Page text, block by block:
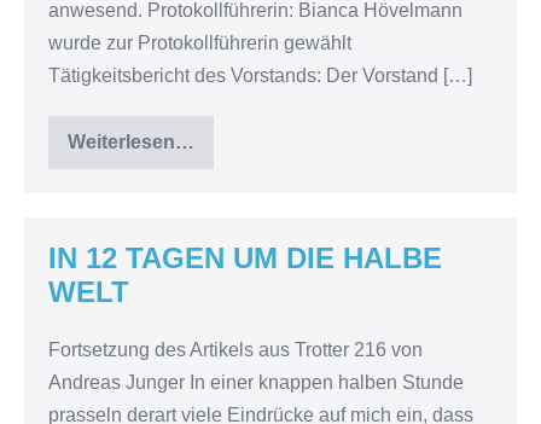
anwesend. Protokollführerin: Bianca Hövelmann
wurde zur Protokollführerin gewählt
Tätigkeitsbericht des Vorstands: Der Vorstand […]
Weiterlesen…Mitgliederversammlung
IN 12 TAGEN UM DIE HALBE
WELT
Fortsetzung des Artikels aus Trotter 216 von
Andreas Junger In einer knappen halben Stunde
prasseln derart viele Eindrücke auf mich ein, dass